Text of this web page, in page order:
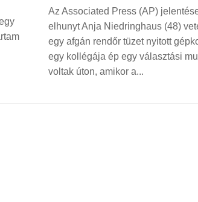
Az Associated Press (AP)
elhunyt Anja Niedringhaus (48)
egy afgán rendőr tüzet nyitott
egy kollégája ép egy választási
voltak úton, amikor a...